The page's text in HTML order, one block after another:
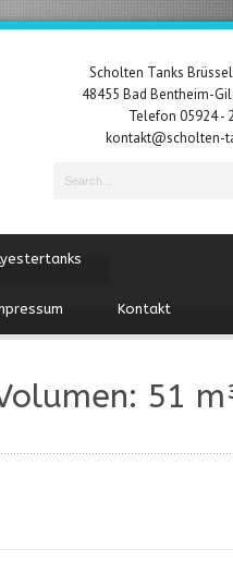
Scholten Tanks
48455 Bad Bentheim-
Telefon 05924 -
kontakt@scholten-
Kontakt
51